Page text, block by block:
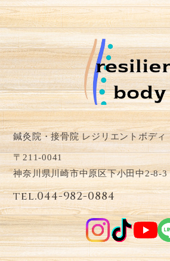
鍼灸院・接骨院 レジリエントボディ
〒211-0041
神奈川県川崎市中原区下小田中2-8-3
tel.044-982-0884